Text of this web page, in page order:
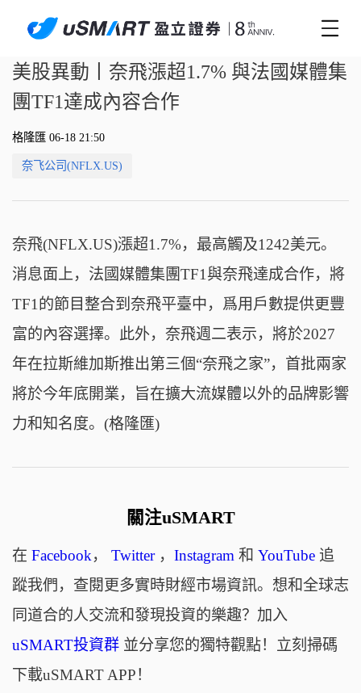
美股異動丨奈飛漲超1.7% 與法國媒體集
團TF1達成內容合作
格隆匯 06-18 21:50
奈飞公司(NFLX.US)
奈飛(NFLX.US)漲超1.7%，最高觸及1242美元。
消息面上，法國媒體集團TF1與奈飛達成合作，將
TF1的節目整合到奈飛平臺中，爲用戶數提供更豐
富的內容選擇。此外，奈飛週二表示，將於2027
年在拉斯維加斯推出第三個“奈飛之家”，首批兩家
將於今年底開業，旨在擴大流媒體以外的品牌影響
力和知名度。(格隆匯)
關注uSMART
在 Facebook， Twitter， Instagram和 YouTube追
蹤我們，查閱更多實時財經市場資訊。想和全球志
同道合的人交流和發現投資的樂趣？加入
uSMART投資群並分享您的獨特觀點！立刻掃碼
下載uSMART APP！